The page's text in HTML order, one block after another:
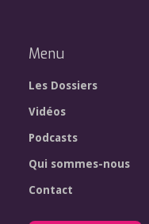
Menu
Les Dossiers
Vidéos
Podcasts
Qui sommes-nous
Contact